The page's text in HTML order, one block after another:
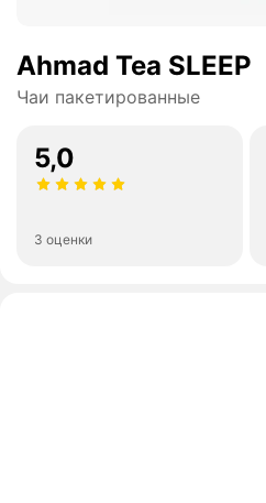
Ahmad Tea SLEEP
Чаи пакетированные
5,0
3 оценки